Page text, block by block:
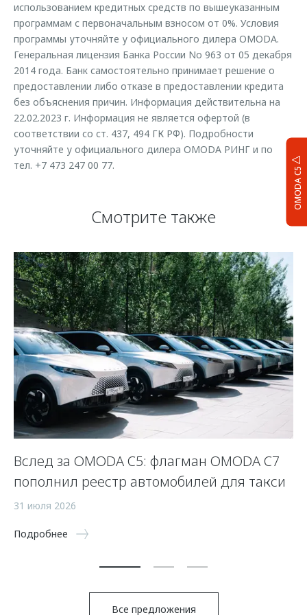
OMODA C5
использованием кредитных средств по вышеуказанным
программам с первоначальным взносом от 0%. Условия
программы уточняйте у официального дилера OMODA.
Генеральная лицензия Банка России No 963 от 05 декабря
2014 года. Банк самостоятельно принимает решение о
предоставлении либо отказе в предоставлении кредита
без объяснения причин. Информация действительна на
22.02.2023 г. Информация не является офертой (в
соответствии со ст. 437, 494 ГК РФ). Подробности
уточняйте у официального дилера OMODA РИНГ и по
тел. +7 473 247 00 77.
Смотрите также
Вслед за OMODA C5: флагман OMODA C7
пополнил реестр автомобилей для такси
31 июля 2026
Подробнее
Все предложения